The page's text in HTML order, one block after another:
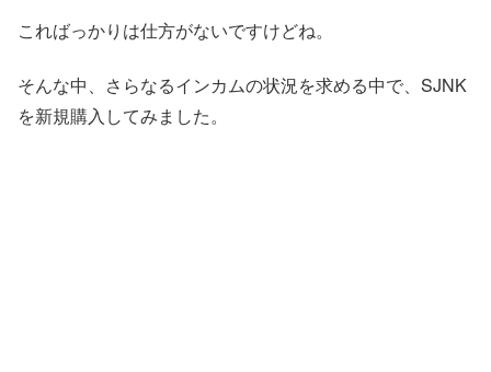
こればっかりは仕方がないですけどね。
そんな中、さらなるインカムの状況を求める中で、SJNK
を新規購入してみました。